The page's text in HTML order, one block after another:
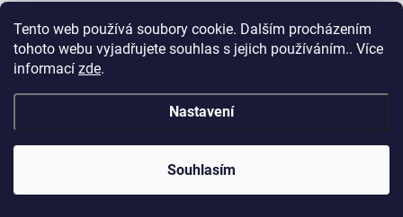
Tento web používá soubory cookie. Dalším procházením
tohoto webu vyjadřujete souhlas s jejich používáním.. Více
informací zde.
Nastavení
Souhlasím